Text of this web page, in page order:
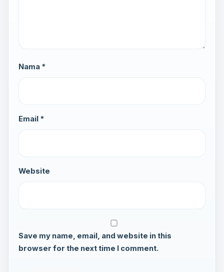
Nama *
Email *
Website
Save my name, email, and website in this
browser for the next time I comment.